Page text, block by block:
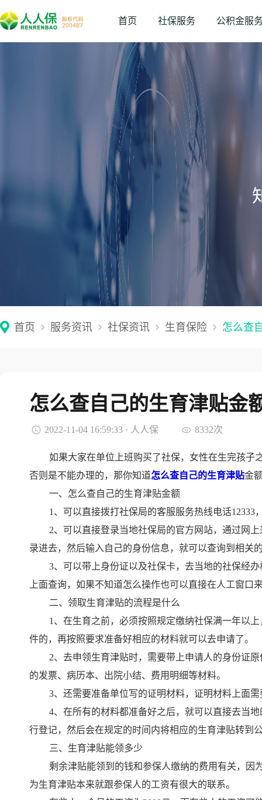
首页 社保服务 公积金服
首页 服务资讯 社保资讯 生育保险 怎么查
怎么查自己的生育津贴金
2022-11-04 16:59:33 · 人人保 8332次
如果大家在单位上班购买了社保，女性在生完孩子
否则是不能办理的，那你知道怎么查自己的生育津贴金
一、怎么查自己的生育津贴金额
1、可以直接拨打社保局的客服服务热线电话12333
2、可以直接登录当地社保局的官方网站，通过网
录进去，然后输入自己的身份信息，就可以查询到相关
3、可以带上身份证以及社保卡，去当地的社保经
上面查询，如果不知道怎么操作也可以直接在人工窗口
二、领取生育津贴的流程是什么
1、在生育之前，必须按照规定缴纳社保满一年以
件的，再按照要求准备好相应的材料就可以去申请了。
2、去申领生育津贴时，需要带上申请人的身份证
的发票、病历本、出院小结、费用明细等材料。
3、还需要准备单位写的证明材料，证明材料上面
4、在所有的材料都准备好之后，就可以直接去当
行登记，然后会在规定的时间内将相应的生育津贴转到
三、生育津贴能领多少
剩余津贴能领到的钱和参保人缴纳的费用有关，因
为生育津贴本来就跟参保人的工资有很大的联系。